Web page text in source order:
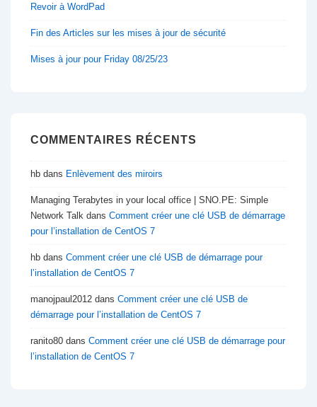
Revoir à WordPad
Fin des Articles sur les mises à jour de sécurité
Mises à jour pour Friday 08/25/23
COMMENTAIRES RÉCENTS
hb dans Enlèvement des miroirs
Managing Terabytes in your local office | SNO.PE: Simple
Network Talk dans Comment créer une clé USB de démarrage
pour l’installation de CentOS 7
hb dans Comment créer une clé USB de démarrage pour
l’installation de CentOS 7
manojpaul2012 dans Comment créer une clé USB de
démarrage pour l’installation de CentOS 7
ranito80 dans Comment créer une clé USB de démarrage pour
l’installation de CentOS 7